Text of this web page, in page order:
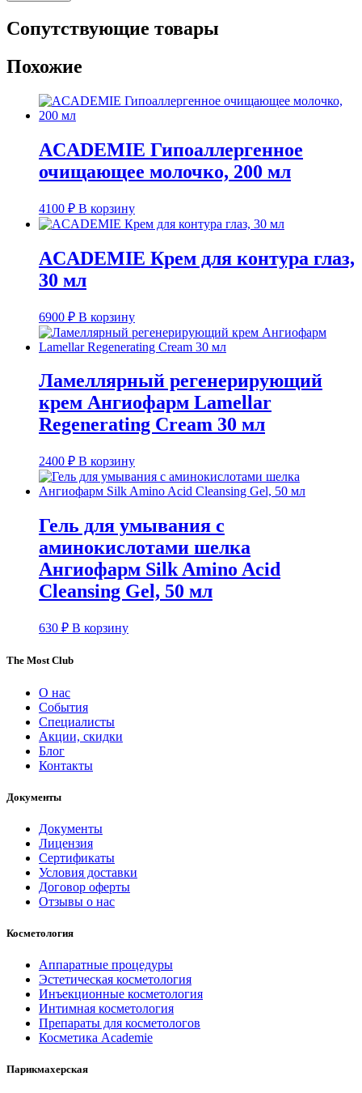
Сопутствующие товары
Похожие
ACADEMIE Гипоаллергенное
очищающее молочко, 200 мл
4100 ₽ В корзину
ACADEMIE Крем для контура глаз,
30 мл
6900 ₽ В корзину
Ламеллярный регенерирующий
крем Ангиофарм Lamellar
Regenerating Cream 30 мл
2400 ₽ В корзину
Гель для умывания с
аминокислотами шелка
Ангиофарм Silk Amino Acid
Cleansing Gel, 50 мл
630 ₽ В корзину
The Most Club
О нас
События
Специалисты
Акции, скидки
Блог
Контакты
Документы
Документы
Лицензия
Сертификаты
Условия доставки
Договор оферты
Отзывы о нас
Косметология
Аппаратные процедуры
Эстетическая косметология
Инъекционные косметология
Интимная косметология
Препараты для косметологов
Косметика Academie
Парикмахерская